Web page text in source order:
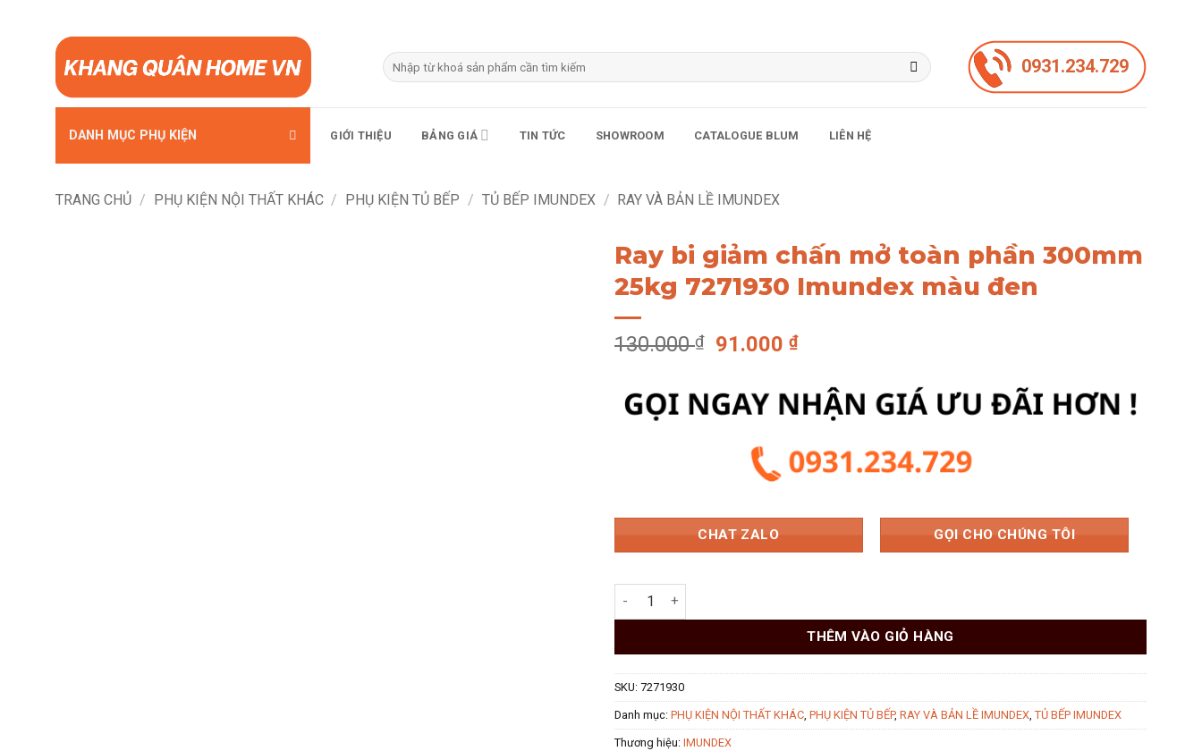
dung
Tìm
kiếm:
0931.234.729
DANH MỤC PHỤ KIỆN GIỚI THIỆU BẢNG GIÁ TIN TỨC SHOWROOM CATALOGUE BLUM LIÊN HỆ
TRANG CHỦ / PHỤ KIỆN NỘI THẤT KHÁC / PHỤ KIỆN TỦ BẾP / TỦ BẾP IMUNDEX / RAY VÀ BẢN LỀ IMUNDEX
Ray bi giảm chấn mở toàn phần 300mm
25kg 7271930 Imundex màu đen
130.000₫
Giá
là:
130.000 ₫.
91.000₫Giá
tại
là:
91.000 ₫.
CHAT ZALO GỌI CHO CHÚNG TÔI
Ray bi giảm chấn mở toàn phần 300mm 25kg 7271930 Imundex màu đen số lượng
THÊM VÀO GIỎ HÀNG
SKU: 7271930
Danh mục: PHỤ KIỆN NỘI THẤT KHÁC PHỤ KIỆN TỦ BẾP, RAY VÀ BẢN LỀ IMUNDEX TỦ BẾP IMUNDEX
Thương hiệu: IMUNDEX